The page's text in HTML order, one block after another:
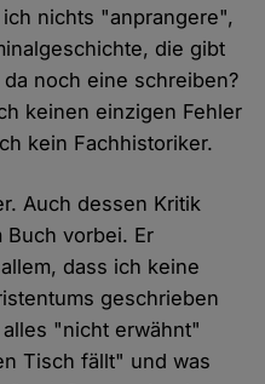
nichts "anprangere",
die gibt
noch eine schreiben?
keinen einzigen Fehler
kein Fachhistoriker.
Auch dessen Kritik
Buch vorbei. Er
dass ich keine
geschrieben
"nicht erwähnt"
Tisch fällt" und was